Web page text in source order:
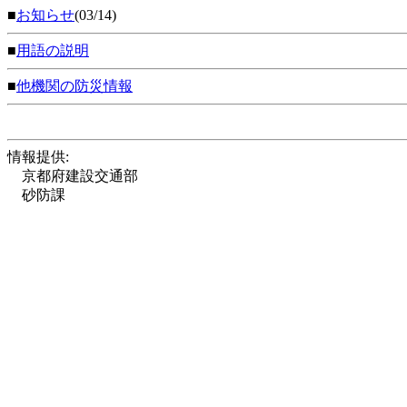
■お知らせ(03/14)
■用語の説明
■他機関の防災情報
情報提供:
京都府建設交通部
砂防課